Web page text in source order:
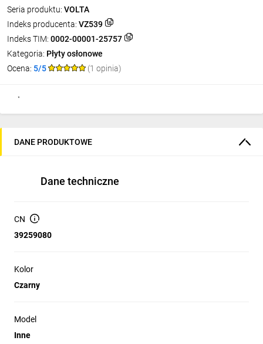
Seria produktu: VOLTA
Indeks producenta: VZ539
Indeks TIM: 0002-00001-25757
Kategoria: Płyty osłonowe
Ocena: 5/5 (1 opinia)
DANE PRODUKTOWE
Dane techniczne
CN
39259080
Kolor
Czarny
Model
Inne